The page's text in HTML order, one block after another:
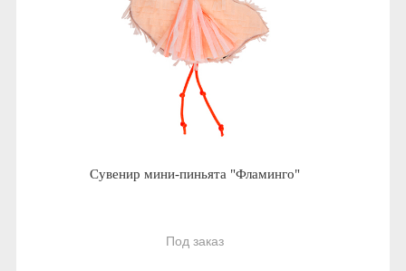
Сувенир мини-пиньята "Фламинго"
Под заказ